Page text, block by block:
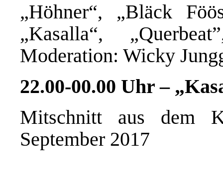
„Höhner“, „Bläck
„Kasalla“,
Moderation: Wicky
22.00-00.00 Uhr –
Mitschnitt aus dem
September 2017